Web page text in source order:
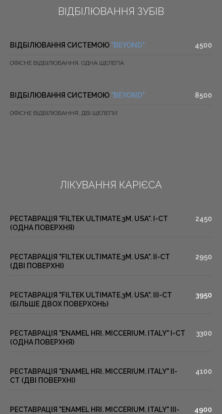
ВІДБІЛЮВАННЯ ЗУБІВ
ВІДБІЛЮВАННЯ СИСТЕМОЮ "BEYOND" 4500
ОФІСНЕ ВІДБІЛЮВАННЯ, ОДНА ЩЕЛЕПА
ВІДБІЛЮВАННЯ СИСТЕМОЮ "BEYOND" 8500
ОФІСНЕ ВІДБІЛЮВАННЯ, ДВІ ЩЕЛЕПИ
ЛІКУВАННЯ КАРІЄСА
РЕСТАВРАЦІЯ "FILTEK ULTIMATE.3M. USA". I-СТ
(ОДНА ПОВЕРХНЯ)
2450
РЕСТАВРАЦІЯ "FILTEK ULTIMATE.3M. USA". II-СТ
(ДВІ ПОВЕРХНІ)
2950
РЕСТАВРАЦІЯ "FILTEK ULTIMATE.3M. USA". III-СТ
(БІЛЬШЕ ДВОХ ПОВЕРХОНЬ)
3950
РЕСТАВРАЦІЯ "ENAMEL HRI. MICCERIUM. ITALY" I-СТ
(ОДНА ПОВЕРХНЯ)
3300
РЕСТАВРАЦІЯ "ENAMEL HRI. MICCERIUM. ITALY" II-
СТ (ДВІ ПОВЕРХНІ)
4100
РЕСТАВРАЦІЯ "ENAMEL HRI. MICCERIUM. ITALY" III-
4900